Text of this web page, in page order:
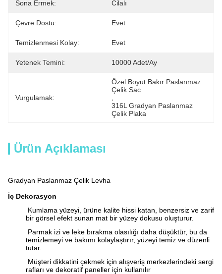
Sona Ermek: Cilalı
Çevre Dostu: Evet
Temizlenmesi Kolay: Evet
Yetenek Temini: 10000 Adet/ay
Vurgulamak:
Özel Boyut Bakır Paslanmaz
Çelik Sac
316L Gradyan Paslanmaz
Çelik Plaka
Ürün Açıklaması
Gradyan Paslanmaz Çelik Levha
İç Dekorasyon
Kumlama yüzeyi, ürüne kalite hissi katan, benzersiz ve zarif
bir görsel efekt sunan mat bir yüzey dokusu oluşturur.
Parmak izi ve leke bırakma olasılığı daha düşüktür, bu da
temizlemeyi ve bakımı kolaylaştırır, yüzeyi temiz ve düzenli
tutar.
Müşteri dikkatini çekmek için alışveriş merkezlerindeki sergi
rafları ve dekoratif paneller için kullanılır